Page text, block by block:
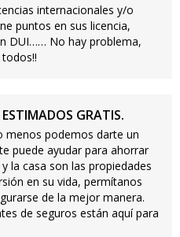
internacionales y/o
puntos en sus licencia,
DUI…… No hay problema,
ESTIMADOS GRATIS.
menos podemos darte un
puede ayudar para ahorrar
la casa son las propiedades
en su vida, permítanos
de la mejor manera.
de seguros están aquí para